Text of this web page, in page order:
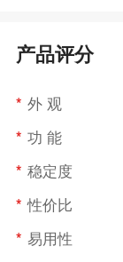
产品评分
* 外 观
* 功 能
* 稳定度
* 性价比
* 易用性